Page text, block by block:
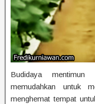
Budidaya
memudahkan untuk
menghemat tempat